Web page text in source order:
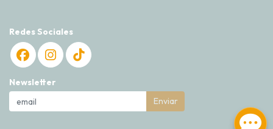
Redes Sociales
Newsletter
Enviar